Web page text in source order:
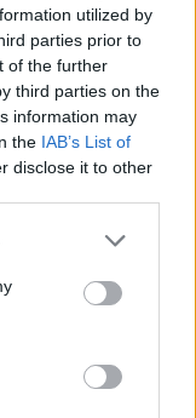
utilized by
parties prior to
of the further
third parties on the
information may
the IAB’s List of
disclose it to other
καλοκαιρινής